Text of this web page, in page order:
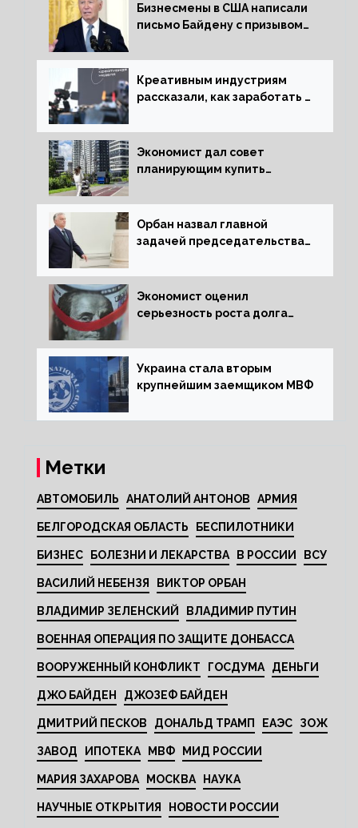
Бизнесмены в США написали
письмо Байдену с призывом
Креативным индустриям
рассказали, как заработать 2
экономики
Экономист дал совет
планирующим купить
Орбан назвал главной
задачей председательства
за мир
Экономист оценил
серьезность роста долга
Украина стала вторым
крупнейшим заемщиком МВФ
Метки
АВТОМОБИЛЬ АНАТОЛИЙ АНТОНОВ АРМИЯ
БЕЛГОРОДСКАЯ ОБЛАСТЬ БЕСПИЛОТНИКИ
БИЗНЕС БОЛЕЗНИ И ЛЕКАРСТВА В РОССИИ ВСУ
ВАСИЛИЙ НЕБЕНЗЯ ВИКТОР ОРБАН
ВЛАДИМИР ЗЕЛЕНСКИЙ ВЛАДИМИР ПУТИН
ВОЕННАЯ ОПЕРАЦИЯ ПО ЗАЩИТЕ ДОНБАССА
ВООРУЖЕННЫЙ КОНФЛИКТ ГОСДУМА ДЕНЬГИ
ДЖО БАЙДЕН ДЖОЗЕФ БАЙДЕН
ДМИТРИЙ ПЕСКОВ ДОНАЛЬД ТРАМП ЕАЭС ЗОЖ
ЗАВОД ИПОТЕКА МВФ МИД РОССИИ
МАРИЯ ЗАХАРОВА МОСКВА НАУКА
НАУЧНЫЕ ОТКРЫТИЯ НОВОСТИ РОССИИ